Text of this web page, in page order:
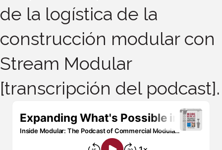
de la logística de la
construcción modular con
Stream Modular
[transcripción del podcast].